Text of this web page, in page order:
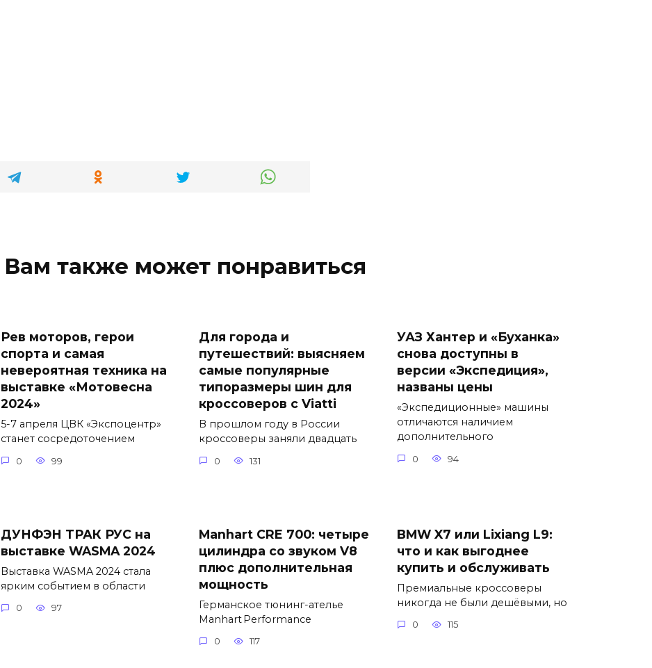
Вам также может понравиться
Рев моторов, герои
спорта и самая
невероятная техника на
выставке «Мотовесна
2024»
5-7 апреля ЦВК «Экспоцентр»
станет сосредоточением
0 99
Для города и
путешествий: выясняем
самые популярные
типоразмеры шин для
кроссоверов с Viatti
В прошлом году в России
кроссоверы заняли двадцать
0 131
УАЗ Хантер и «Буханка»
снова доступны в
версии «Экспедиция»,
названы цены
«Экспедиционные» машины
отличаются наличием
дополнительного
0 94
ДУНФЭН ТРАК РУС на
выставке WASMA 2024
Выставка WASMA 2024 стала
ярким событием в области
0 97
Manhart CRE 700: четыре
цилиндра со звуком V8
плюс дополнительная
мощность
Германское тюнинг-ателье
Manhart Performance
0 117
BMW X7 или Lixiang L9:
что и как выгоднее
купить и обслуживать
Премиальные кроссоверы
никогда не были дешёвыми, но
0 115